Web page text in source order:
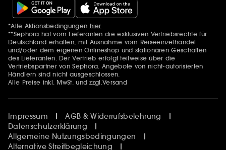
Zusätzlich Erwähnungen
*Alle Aktionsbedingungen hier
**Sephora hat vom Lieferanten die exklusiven Vertriebsrechte für
Deutschland erhalten, mit Ausnahme vom Reiseeinzelhandel
und/oder dem eigenen Onlineshop und stationären Geschäften
des Lieferanten. Der Vertrieb erfolgt teilweise über die
Vertriebspartner von Sephora. Angebote von nicht-autorisierten
Händlern sind nicht ausgeschlossen.
Alle Preise inkl. MwSt. und zzgl.Versand
Impressum
AGB & Widerrufsbelehrung
Datenschutzerklärung
Allgemeine Nutzungsbedingungen
Alternative Streitbegleichung